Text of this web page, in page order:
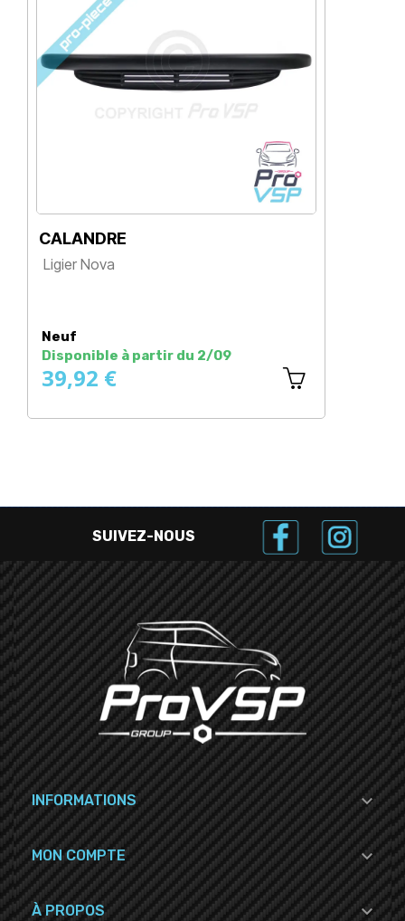
CALANDRE
Ligier Nova
Neuf
Disponible à partir du 2/09
39,92 €
SUIVEZ-NOUS
INFORMATIONS 
MON COMPTE 
À PROPOS 